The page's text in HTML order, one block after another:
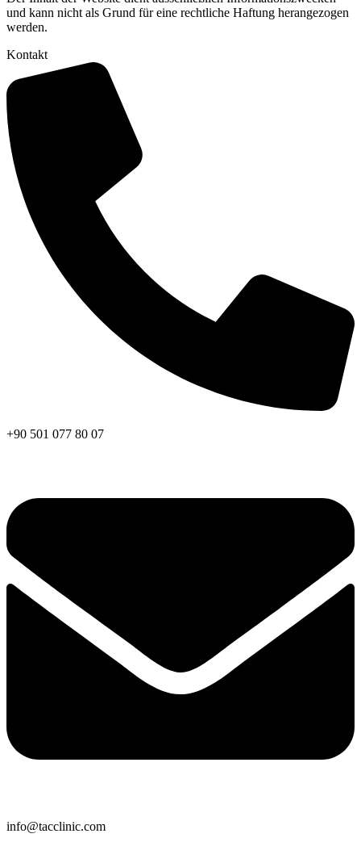
und kann nicht als Grund für eine rechtliche Haftung herangezogen
werden.
Kontakt
+90 501 077 80 07
info@tacclinic.com